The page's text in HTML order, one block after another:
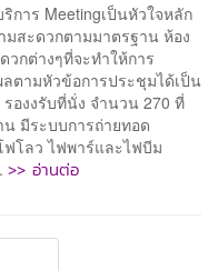
การ Meetingเป็นหัวใจหลัก
สะดวกตามมาตรฐาน ห้อง
กต่างๆที่จะทำให้การ
ตามหัวข้อการประชุมได้เป็น
องงรับที่นั่ง จำนวน 270 ที่
น มีระบบการถ่ายทอด
โลว ไฟพาร์และไฟบีม
>> อ่านต่อ